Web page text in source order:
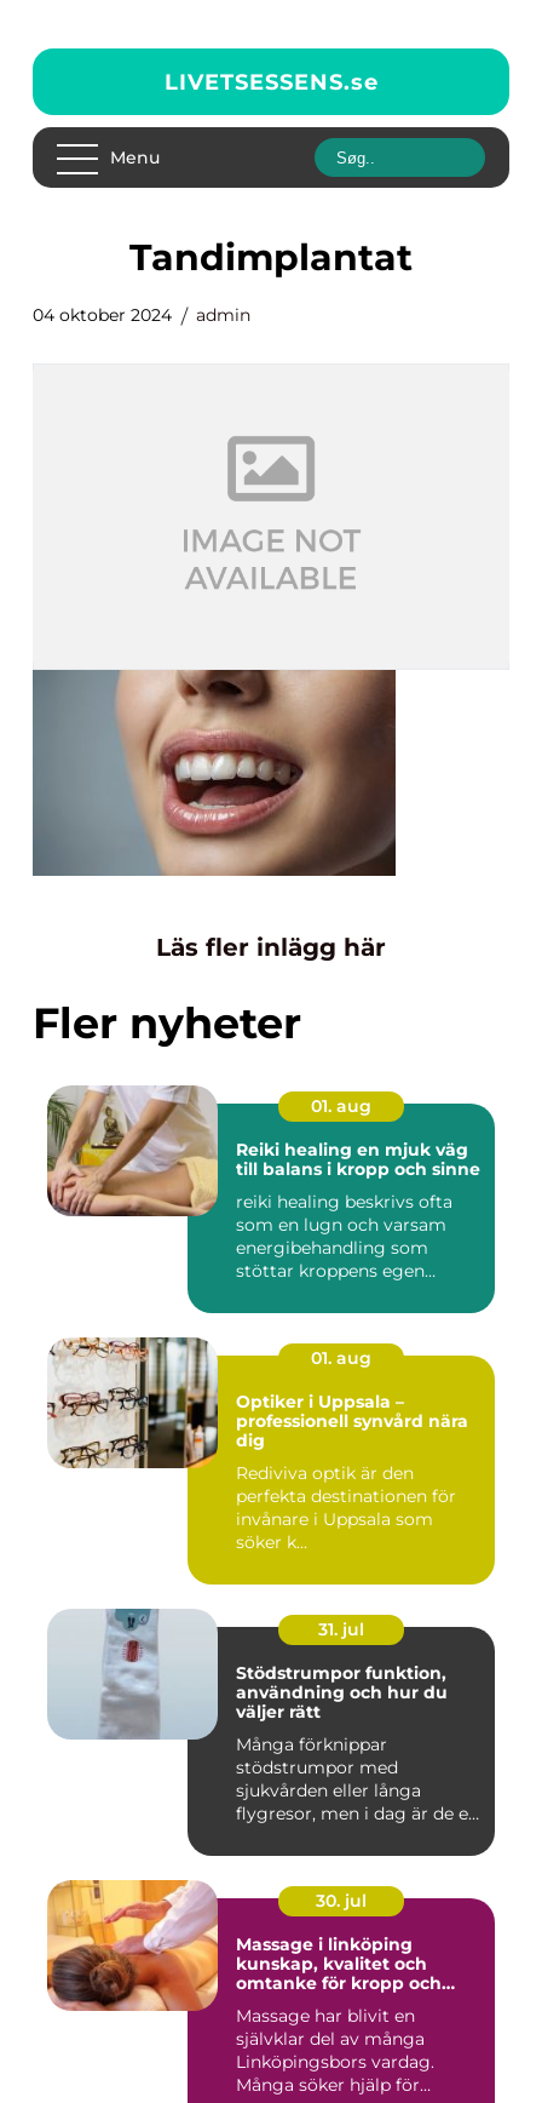
LIVETSESSENS.se
Menu
tandimplantat
04 oktober 2024 admin
Läs fler inlägg här
Fler nyheter
01. aug
Reiki healing en mjuk väg
till balans i kropp och sinne
reiki healing beskrivs ofta
som en lugn och varsam
energibehandling som
stöttar kroppens egen
01. aug
Optiker i Uppsala –
professionell synvård nära
dig
Rediviva optik är den
perfekta destinationen för
invånare i Uppsala som
söker k...
31. jul
Stödstrumpor funktion,
användning och hur du
väljer rätt
Många förknippar
stödstrumpor med
sjukvården eller långa
flygresor, men i dag är de ett
30. jul
Massage i linköping
kunskap, kvalitet och
omtanke för kropp och
Massage har blivit en
självklar del av många
Linköpingsbors vardag.
Många söker hjälp för